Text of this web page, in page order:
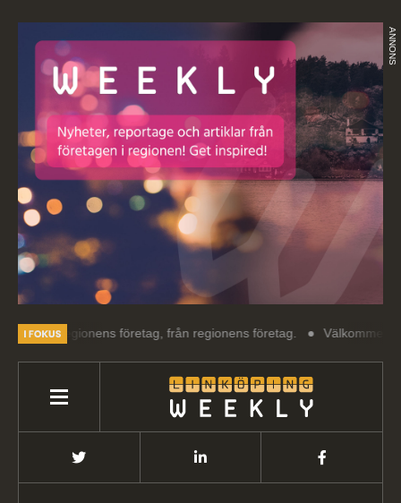
ANNONS
företag, från regionens företag. Välkommen till